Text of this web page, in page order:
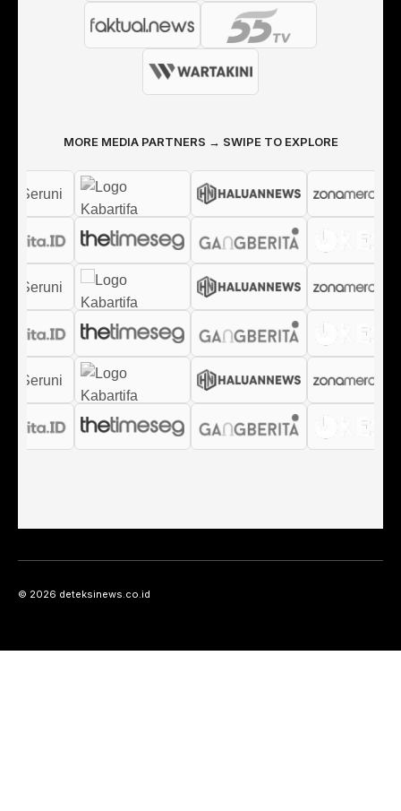
MORE MEDIA PARTNERS → SWIPE TO EXPLORE
© 2026 deteksinews.co.id